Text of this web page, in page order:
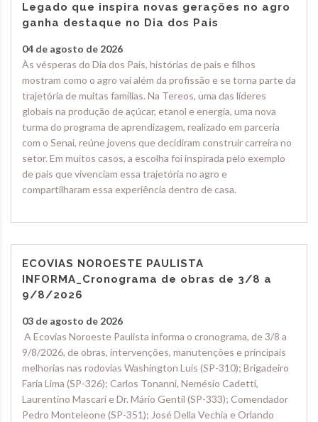
Legado que inspira novas gerações no agro
ganha destaque no Dia dos Pais
04 de agosto de 2026
Às vésperas do Dia dos Pais, histórias de pais e filhos
mostram como o agro vai além da profissão e se torna parte da
trajetória de muitas famílias. Na Tereos, uma das líderes
globais na produção de açúcar, etanol e energia, uma nova
turma do programa de aprendizagem, realizado em parceria
com o Senai, reúne jovens que decidiram construir carreira no
setor. Em muitos casos, a escolha foi inspirada pelo exemplo
de pais que vivenciam essa trajetória no agro e
compartilharam essa experiência dentro de casa.
ECOVIAS NOROESTE PAULISTA
INFORMA_Cronograma de obras de 3/8 a
9/8/2026
03 de agosto de 2026
A Ecovias Noroeste Paulista informa o cronograma, de 3/8 a
9/8/2026, de obras, intervenções, manutenções e principais
melhorias nas rodovias Washington Luís (SP-310); Brigadeiro
Faria Lima (SP-326); Carlos Tonanni, Nemésio Cadetti,
Laurentino Mascari e Dr. Mário Gentil (SP-333); Comendador
Pedro Monteleone (SP-351); José Della Vechia e Orlando